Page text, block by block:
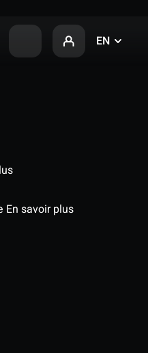
EN
En savoir plus